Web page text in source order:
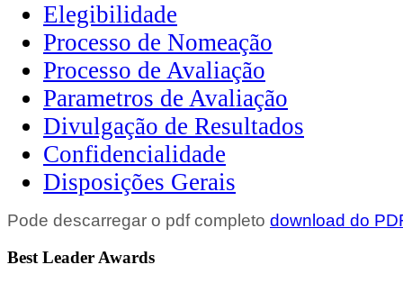
Elegibilidade
Processo de Nomeação
Processo de Avaliação
Parametros de Avaliação
Divulgação de Resultados
Confidencialidade
Disposições Gerais
Pode descarregar o pdf completo download do
Best Leader Awards